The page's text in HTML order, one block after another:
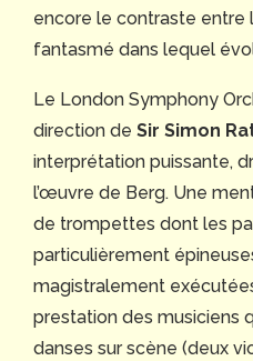
encore le contraste entre
fantasmé dans lequel
Le London Symphony
direction de Sir Simon
interprétation puissante,
l’œuvre de Berg. Une
de trompettes dont les
particulièrement
magistralement
prestation des musiciens
danses sur scène (deux